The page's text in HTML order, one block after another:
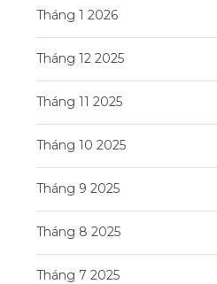
Tháng 1 2026
Tháng 12 2025
Tháng 11 2025
Tháng 10 2025
Tháng 9 2025
Tháng 8 2025
Tháng 7 2025